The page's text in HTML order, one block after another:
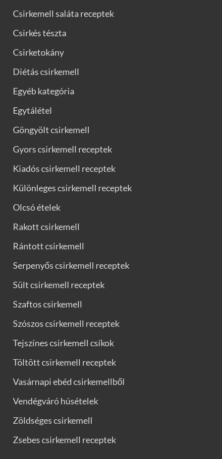
Csirkemell saláta receptek
Csirkés tészta
Csirketokány
Diétás csirkemell
Egyéb kategória
Egytálétel
Göngyölt csirkemell
Gyors csirkemell receptek
Kiadós csirkemell receptek
Különleges csirkemell receptek
Olcsó ételek
Rakott csirkemell
Rántott csirkemell
Serpenyős csirkemell receptek
Sült csirkemell receptek
Szaftos csirkemell
Szószos csirkemell receptek
Tejszínes csirkemell csíkok
Töltött csirkemell receptek
Vasárnapi ebéd csirkemellből
Vendégváró húsételek
Zöldséges csirkemell
Zsebes csirkemell receptek